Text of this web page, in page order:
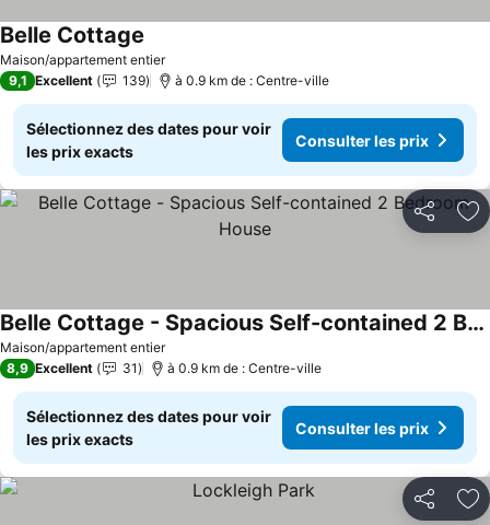
Maison/appartement entier
Belle Cottage
9,1 Excellent 139 à 0.9 km de : Centre-ville
Sélectionnez des dates pour voir
les prix exacts
Consulter les prix
Partager
Maison/appartement entier
Belle Cottage - Spacious Self-contained 2 Bedroom House
Consulter les prix
8,9 Excellent 31 à 0.9 km de : Centre-ville
Sélectionnez des dates pour voir
les prix exacts
Consulter les prix
Partager